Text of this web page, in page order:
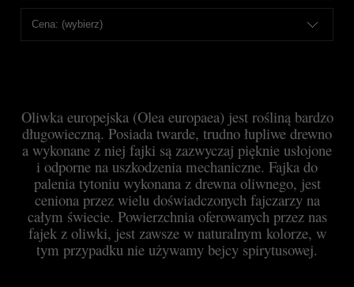
Cena: (wybierz)
Oliwka europejska (Olea europaea) jest rośliną bardzo
długowieczną. Posiada twarde, trudno łupliwe drewno
a wykonane z niej fajki są zazwyczaj pięknie usłojone
i odporne na uszkodzenia mechaniczne. Fajka do
palenia tytoniu wykonana z drewna oliwnego, jest
ceniona przez wielu doświadczonych fajczarzy na
całym świecie. Powierzchnia oferowanych przez nas
fajek z oliwki, jest zawsze w naturalnym kolorze, w
tym przypadku nie używamy bejcy spirytusowej.